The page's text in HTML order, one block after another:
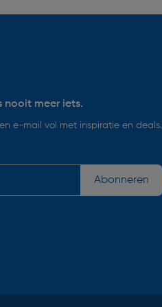
nooit meer iets.
e-mail vol met inspiratie en deals.
Abonneren